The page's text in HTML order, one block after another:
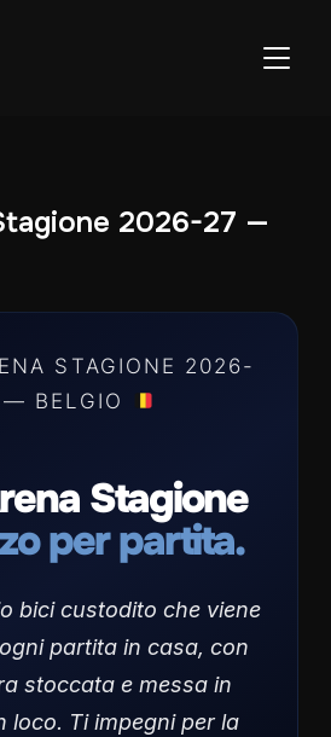
APRI/
2026-27 —
STAGIONE 2026-
BELGIO
Stagione
per partita.
bici custodito che viene
partita in casa, con
stoccata e messa in
loco. Ti impegni per la